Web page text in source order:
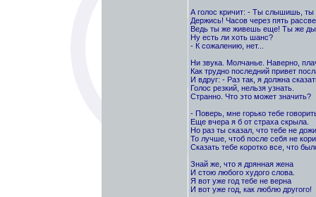
А голос кричит: - Ты слышишь,
Держись! Часов через пять
Ведь ты же живешь еще! Ты же
Ну есть ли хоть шанс?
- К сожалению, нет...
Ни звука. Молчанье. Наверно,
Как трудно последний привет
И вдруг: - Раз так, я должна
Голос резкий, нельзя узнать.
Странно. Что это может значить?
- Поверь, мне горько тебе
Еще вчера я б от страха скрыла.
Но раз ты сказал, что тебе не
То лучше, чтоб после себя не
Сказать тебе коротко все, что
Знай же, что я дрянная жена
И стою любого худого слова.
Я вот уже год тебе не верна
И вот уже год, как люблю другого!